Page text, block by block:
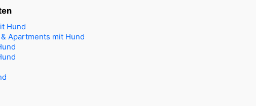
Hund
Apartments mit Hund